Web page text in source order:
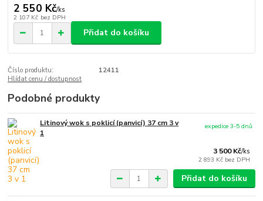
2 550 Kč/ks
2 107 Kč bez DPH
Přidat do košíku
Číslo produktu:
12411
Hlídat cenu / dostupnost
Podobné produkty
Litinový wok s poklicí (panvicí) 37 cm 3 v
1
3 500 Kč/ks
2 893 Kč bez DPH
expedice 3-5 dnů
Přidat do košíku